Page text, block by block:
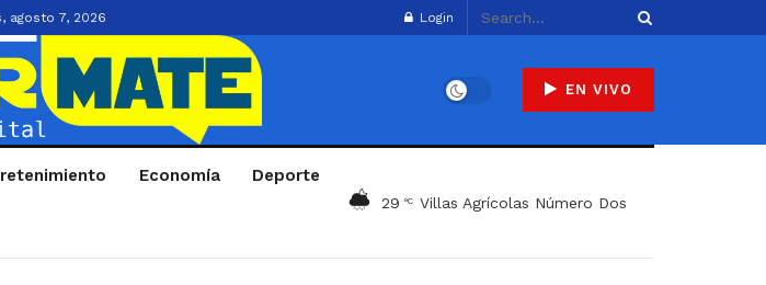
agosto 7, 2026 Login
EN VIVO
Economía Deporte
29 °C Villas Agrícolas Número Dos